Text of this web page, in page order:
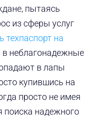
пытаясь
из сферы услуг
техпаспорт на
неблагонадежные
в лапы
купившись на
просто не имея
поиска надежного